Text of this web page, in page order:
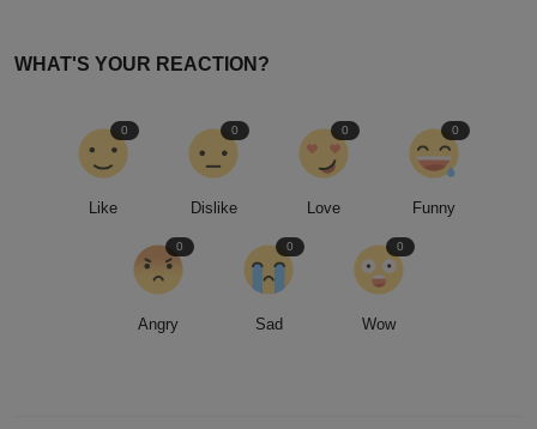
WHAT'S YOUR REACTION?
Like
0
Dislike
0
Love
0
Funny
0
Angry
0
Sad
0
Wow
0